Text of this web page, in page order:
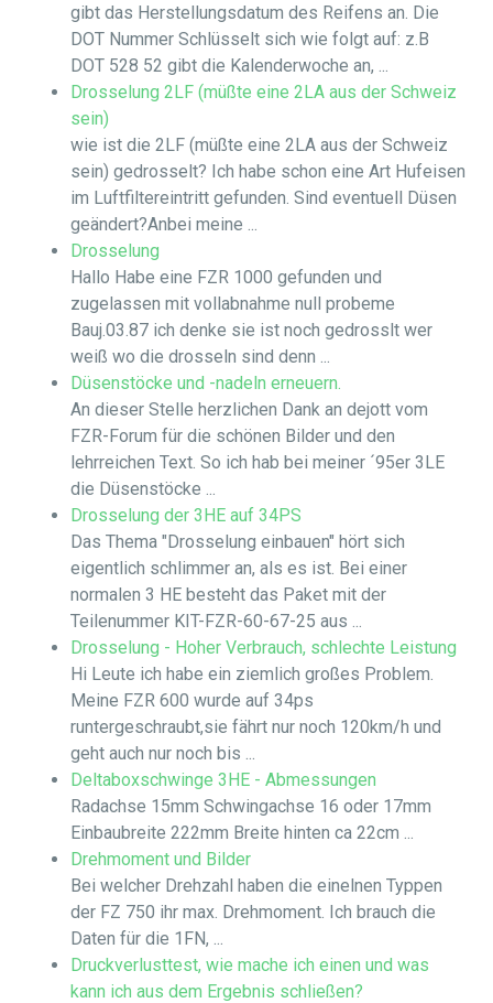
gibt das Herstellungsdatum des Reifens an. Die
DOT Nummer Schlüsselt sich wie folgt auf: z.B
DOT 528 52 gibt die Kalenderwoche an, ...
Drosselung 2LF (müßte eine 2LA aus der Schweiz
sein)
wie ist die 2LF (müßte eine 2LA aus der Schweiz
sein) gedrosselt? Ich habe schon eine Art Hufeisen
im Luftfiltereintritt gefunden. Sind eventuell Düsen
geändert?Anbei meine ...
Drosselung
Hallo Habe eine FZR 1000 gefunden und
zugelassen mit vollabnahme null probeme
Bauj.03.87 ich denke sie ist noch gedrosslt wer
weiß wo die drosseln sind denn ...
Düsenstöcke und -nadeln erneuern.
An dieser Stelle herzlichen Dank an dejott vom
FZR-Forum für die schönen Bilder und den
lehrreichen Text. So ich hab bei meiner ´95er 3LE
die Düsenstöcke ...
Drosselung der 3HE auf 34PS
Das Thema "Drosselung einbauen" hört sich
eigentlich schlimmer an, als es ist. Bei einer
normalen 3 HE besteht das Paket mit der
Teilenummer KIT-FZR-60-67-25 aus ...
Drosselung - Hoher Verbrauch, schlechte Leistung
Hi Leute ich habe ein ziemlich großes Problem.
Meine FZR 600 wurde auf 34ps
runtergeschraubt,sie fährt nur noch 120km/h und
geht auch nur noch bis ...
Deltaboxschwinge 3HE - Abmessungen
Radachse 15mm Schwingachse 16 oder 17mm
Einbaubreite 222mm Breite hinten ca 22cm ...
Drehmoment und Bilder
Bei welcher Drehzahl haben die einelnen Typpen
der FZ 750 ihr max. Drehmoment. Ich brauch die
Daten für die 1FN, ...
Druckverlusttest, wie mache ich einen und was
kann ich aus dem Ergebnis schließen?